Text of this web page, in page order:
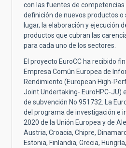
con las fuentes de competencias
definición de nuevos productos o
lugar, la elaboración y ejecución
productos que cubran las
para cada uno de los sectores.
El proyecto EuroCC ha recibido
Empresa Común Europea de
Rendimiento (European High-
Joint Undertaking- EuroHPC-JU)
de subvención No 951732. La
del programa de investigación e
2020 de la Unión Europea y de
Austria, Croacia, Chipre,
Estonia, Finlandia, Grecia,